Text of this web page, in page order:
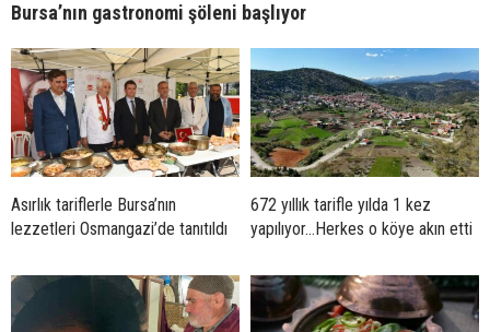
Bursa’nın gastronomi şöleni başlıyor
Asırlık tariflerle Bursa’nın
lezzetleri Osmangazi’de tanıtıldı
672 yıllık tarifle yılda 1 kez
yapılıyor…Herkes o köye akın etti